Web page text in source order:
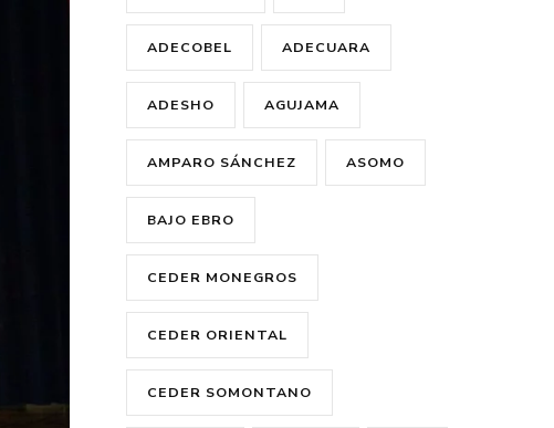
ADECOBEL ADECUARA
ADESHO AGUJAMA
AMPARO SÁNCHEZ ASOMO
BAJO EBRO
CEDER MONEGROS
CEDER ORIENTAL
CEDER SOMONTANO